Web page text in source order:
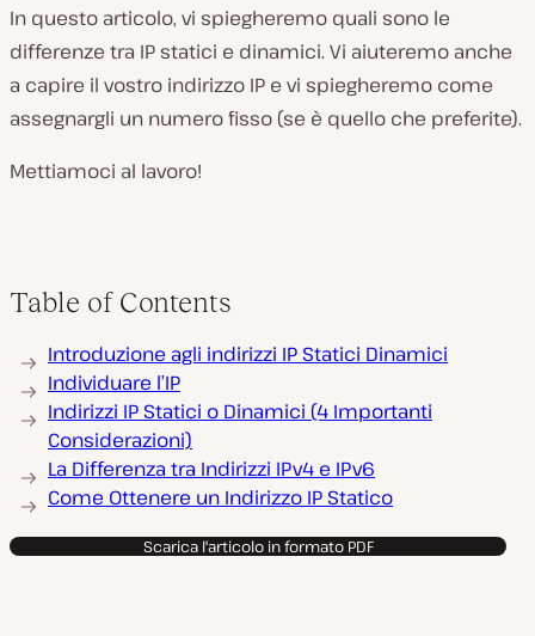
In questo articolo, vi spiegheremo quali sono le
differenze tra IP statici e dinamici. Vi aiuteremo anche
a capire il vostro indirizzo IP e vi spiegheremo come
assegnargli un numero fisso (se è quello che preferite).
Mettiamoci al lavoro!
Table of Contents
Introduzione agli indirizzi IP Statici Dinamici
Individuare l’IP
Indirizzi IP Statici o Dinamici (4 Importanti
Considerazioni)
La Differenza tra Indirizzi IPv4 e IPv6
Come Ottenere un Indirizzo IP Statico
Scarica l'articolo in formato PDF